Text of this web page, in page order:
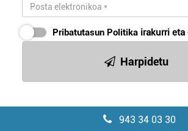
Pribatutasun Politika irakurri
Harpidetu
943 34 03 30